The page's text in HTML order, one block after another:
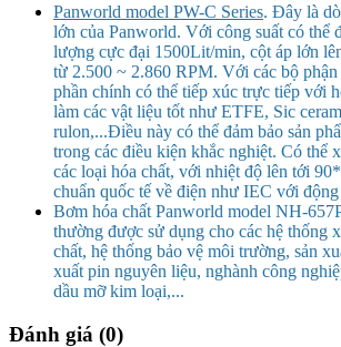
Panworld model PW-C Series. Đây là
lớn của Panworld. Với công suất có thể
lượng cực đại 1500Lit/min, cột áp lớn
từ 2.500 ~ 2.860 RPM. Với các bộ
phần chính có thể tiếp xúc trực tiếp với
làm các vật liệu tốt như ETFE, Sic
rulon,...Điều này có thể đảm bảo sản
trong các điều kiện khắc nghiệt. Có thể
các loại hóa chất, với nhiệt độ lên tới
chuẩn quốc tế về điện như IEC với động
Bơm hóa chất Panworld model NH-
thường được sử dụng cho các hệ thống
chất, hệ thống bảo vệ môi trường, sản
xuất pin nguyên liệu, nghành công
dầu mỡ kim loại,...
Đánh giá (0)